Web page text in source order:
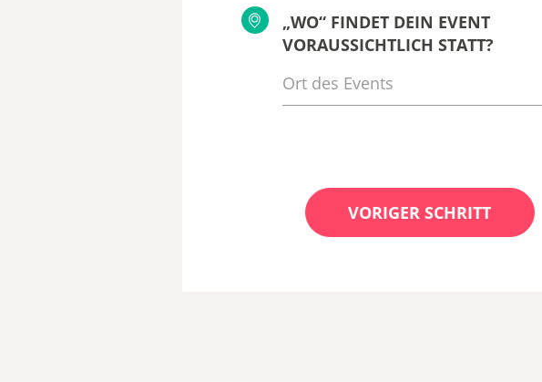
„WO“ FINDET DEIN EVENT
VORAUSSICHTLICH STATT?
VORIGER SCHRITT